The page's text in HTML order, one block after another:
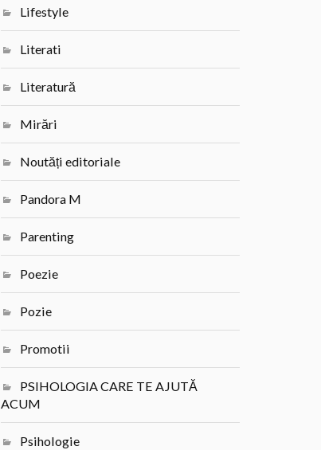
Lifestyle
Literati
Literatură
Mirări
Noutăți editoriale
Pandora M
Parenting
Poezie
Pozie
Promotii
PSIHOLOGIA CARE TE AJUTĂ
ACUM
Psihologie